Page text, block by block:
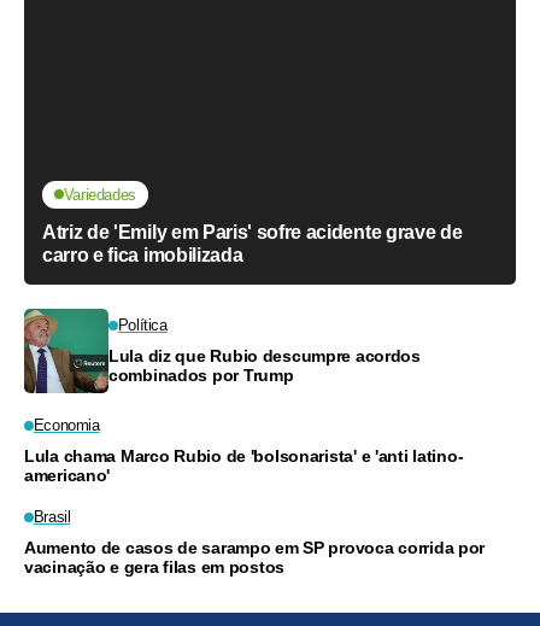
Variedades
Atriz de 'Emily em Paris' sofre acidente grave de
carro e fica imobilizada
Política
Lula diz que Rubio descumpre acordos
combinados por Trump
Economia
Lula chama Marco Rubio de 'bolsonarista' e 'anti latino-
americano'
Brasil
Aumento de casos de sarampo em SP provoca corrida por
vacinação e gera filas em postos